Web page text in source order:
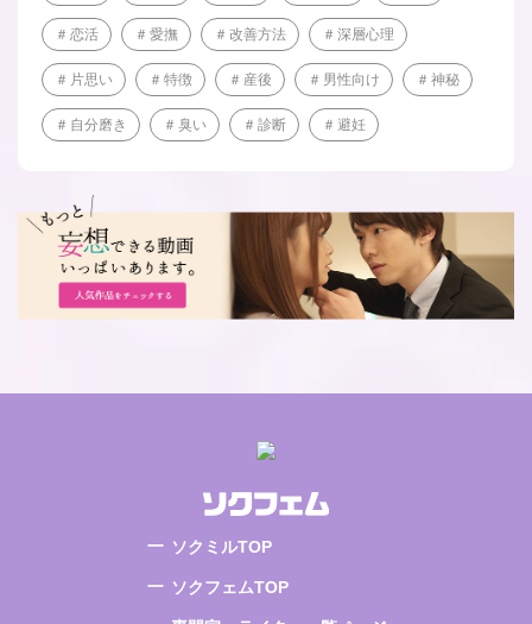
恋活 愛撫 改善方法 深層心理
片思い 特徴 産後 男性向け 神秘
自分磨き 臭い 診断 避妊
ソクミルTOP
ソクフェムTOP